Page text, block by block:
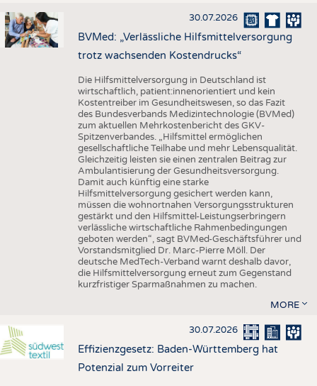
30.07.2026
BVMed: „Verlässliche Hilfsmittelversorgung
trotz wachsenden Kostendrucks“
Die Hilfsmittelversorgung in Deutschland ist
wirtschaftlich, patient:innenorientiert und kein
Kostentreiber im Gesundheitswesen, so das Fazit
des Bundesverbands Medizintechnologie (BVMed)
zum aktuellen Mehrkostenbericht des GKV-
Spitzenverbandes. „Hilfsmittel ermöglichen
gesellschaftliche Teilhabe und mehr Lebensqualität.
Gleichzeitig leisten sie einen zentralen Beitrag zur
Ambulantisierung der Gesundheitsversorgung.
Damit auch künftig eine starke
Hilfsmittelversorgung gesichert werden kann,
müssen die wohnortnahen Versorgungsstrukturen
gestärkt und den Hilfsmittel-Leistungserbringern
verlässliche wirtschaftliche Rahmenbedingungen
geboten werden“, sagt BVMed-Geschäftsführer und
Vorstandsmitglied Dr. Marc-Pierre Möll. Der
deutsche MedTech-Verband warnt deshalb davor,
die Hilfsmittelversorgung erneut zum Gegenstand
kurzfristiger Sparmaßnahmen zu machen.
MORE
30.07.2026
Effizienzgesetz: Baden-Württemberg hat
Potenzial zum Vorreiter